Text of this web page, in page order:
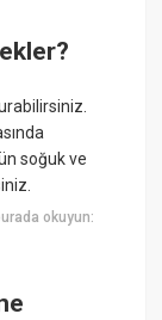
soğuk ve
okuyun: